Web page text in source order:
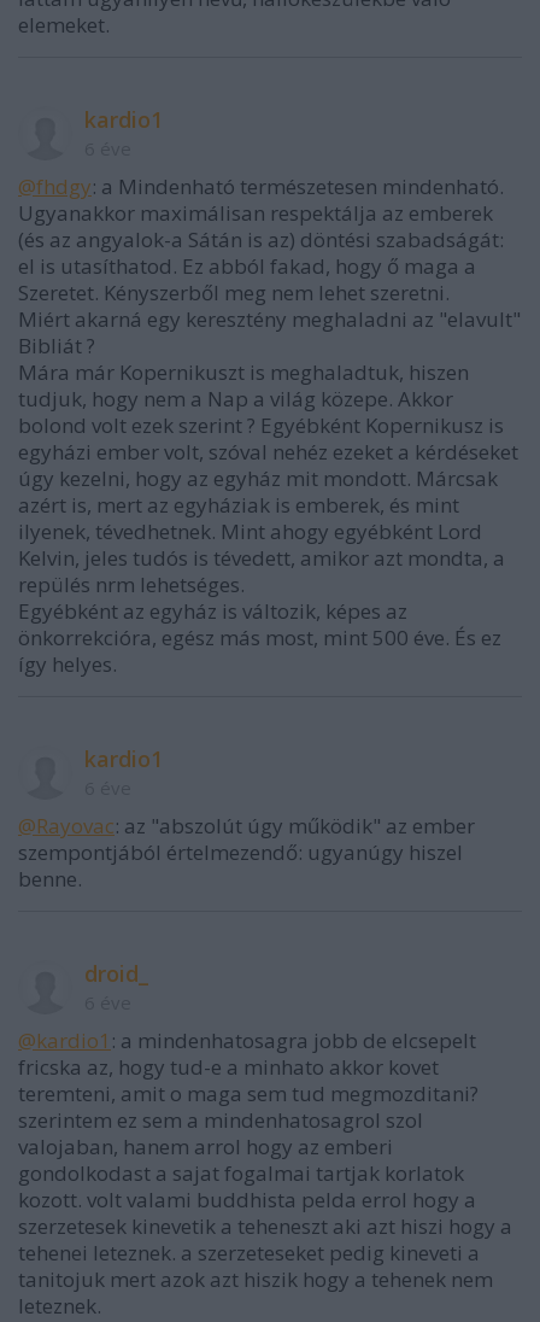
elemeket.
kardio1
@fhdgy: a Mindenható természetesen mindenható.
Ugyanakkor maximálisan respektálja az emberek
(és az angyalok-a Sátán is az) döntési szabadságát:
el is utasíthatod. Ez abból fakad, hogy ő maga a
Szeretet. Kényszerből meg nem lehet szeretni.
Miért akarná egy keresztény meghaladni az "elavult"
Bibliát ?
Mára már Kopernikuszt is meghaladtuk, hiszen
tudjuk, hogy nem a Nap a világ közepe. Akkor
bolond volt ezek szerint ? Egyébként Kopernikusz is
egyházi ember volt, szóval nehéz ezeket a kérdéseket
úgy kezelni, hogy az egyház mit mondott. Márcsak
azért is, mert az egyháziak is emberek, és mint
ilyenek, tévedhetnek. Mint ahogy egyébként Lord
Kelvin, jeles tudós is tévedett, amikor azt mondta, a
repülés nrm lehetséges.
Egyébként az egyház is változik, képes az
önkorrekcióra, egész más most, mint 500 éve. És ez
így helyes.
kardio1
@Rayovac: az "abszolút úgy működik" az ember
szempontjából értelmezendő: ugyanúgy hiszel
benne.
droid_
@kardio1 : a mindenhatosagra jobb de elcsepelt
fricska az, hogy tud-e a minhato akkor kovet
teremteni, amit o maga sem tud megmozditani?
szerintem ez sem a mindenhatosagrol szol
valojaban, hanem arrol hogy az emberi
gondolkodast a sajat fogalmai tartjak korlatok
kozott. volt valami buddhista pelda errol hogy a
szerzetesek kinevetik a teheneszt aki azt hiszi hogy a
tehenei leteznek. a szerzeteseket pedig kineveti a
tanitojuk mert azok azt hiszik hogy a tehenek nem
leteznek.